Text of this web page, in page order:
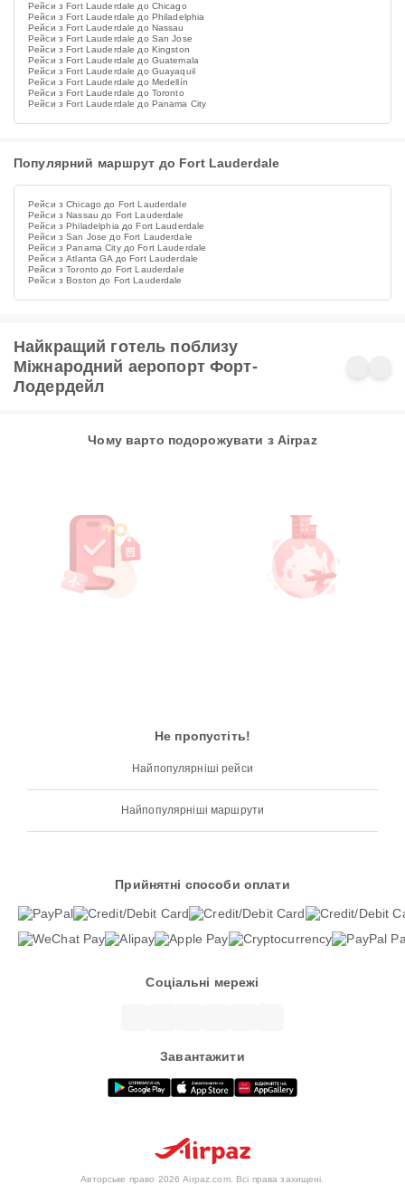
Рейси з Fort Lauderdale до Chicago
Рейси з Fort Lauderdale до Philadelphia
Рейси з Fort Lauderdale до Nassau
Рейси з Fort Lauderdale до San Jose
Рейси з Fort Lauderdale до Kingston
Рейси з Fort Lauderdale до Guatemala
Рейси з Fort Lauderdale до Guayaquil
Рейси з Fort Lauderdale до Medellín
Рейси з Fort Lauderdale до Toronto
Рейси з Fort Lauderdale до Panama City
Популярний маршрут до Fort Lauderdale
Рейси з Chicago до Fort Lauderdale
Рейси з Nassau до Fort Lauderdale
Рейси з Philadelphia до Fort Lauderdale
Рейси з San Jose до Fort Lauderdale
Рейси з Panama City до Fort Lauderdale
Рейси з Atlanta GA до Fort Lauderdale
Рейси з Toronto до Fort Lauderdale
Рейси з Boston до Fort Lauderdale
Найкращий готель поблизу
Міжнародний аеропорт Форт-
Лодердейл
Чому варто подорожувати з Airpaz
Не пропустіть!
Найпопулярніші рейси
Найпопулярніші маршрути
Прийнятні способи оплати
Соціальні мережі
Завантажити
Авторське право 2026 Airpaz.com. Всі права захищені.